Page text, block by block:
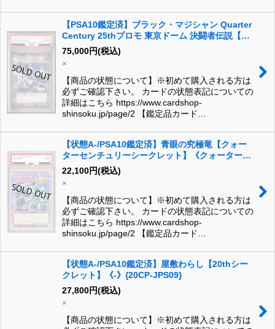
【PSA10鑑定済】ブラック・マジシャン Quarter
Century 25thプロモ 東京ドーム 決闘者伝説【ク
ォーターセンチュリーシークレット】《Tokyo
Dome Green Ver.》{-}
75,000円(税込)
×
【商品の状態について】※初めて購入される方は
必ずご確認下さい。 カードの状態表記についての
詳細はこちら https://www.cardshop-
shinsoku.jp/page/2 【鑑定品カード…
【状態A-/PSA10鑑定済】青眼の究極竜【クォー
ターセンチュリーシークレット】《クォーターセ
ンチュリーシークレット》{TDPP-JP018}
22,100円(税込)
×
【商品の状態について】※初めて購入される方は
必ずご確認下さい。 カードの状態表記についての
詳細はこちら https://www.cardshop-
shinsoku.jp/page/2 【鑑定品カード…
【状態A-/PSA10鑑定済】屋敷わらし【20thシー
クレット】《-》{20CP-JPS09}
27,800円(税込)
×
【商品の状態について】※初めて購入される方は